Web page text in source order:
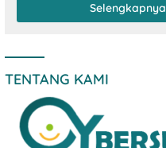
Selengkapnya
TENTANG KAMI